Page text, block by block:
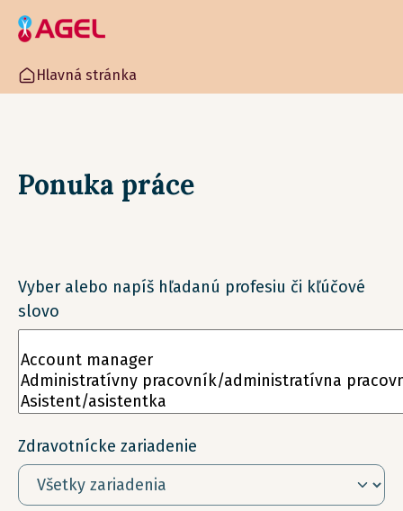
Hlavná stránka
Ponuka práce
Vyber alebo napíš hľadanú profesiu či kľúčové
slovo
Zdravotnícke zariadenie